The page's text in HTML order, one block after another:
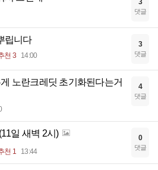
3
댓글
립니다
천 3 14:00
3
댓글
노란크레딧 초기화된다는거
4
댓글
일 새벽 2시)
천 1 13:44
0
댓글